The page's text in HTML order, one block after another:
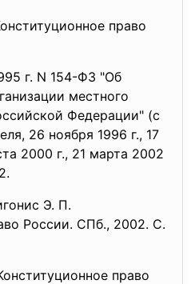
право
г. N 154-ФЗ "Об
местного
Федерации" (с
26 ноября 1996 г., 17
2000 г., 21 марта 2002
Э. П.
России. СПб., 2002. С.
право